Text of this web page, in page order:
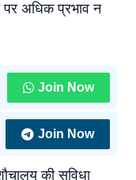
अधिक प्रभाव न
Join Now
Join Now
की सुविधा